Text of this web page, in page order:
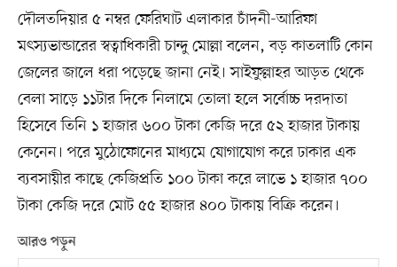
দৌলতদিয়ার ৫ নম্বর ফেরিঘাট এলাকার চাঁদনী-আরিফা
মৎস্যভান্ডারের স্বত্বাধিকারী চান্দু মোল্লা বলেন, বড় কাতলাটি কোন
জেলের জালে ধরা পড়েছে জানা নেই। সাইফুল্লাহর আড়ত থেকে
বেলা সাড়ে ১১টার দিকে নিলামে তোলা হলে সর্বোচ্চ দরদাতা
হিসেবে তিনি ১ হাজার ৬০০ টাকা কেজি দরে ৫২ হাজার টাকায়
কেনেন। পরে মুঠোফোনের মাধ্যমে যোগাযোগ করে ঢাকার এক
ব্যবসায়ীর কাছে কেজিপ্রতি ১০০ টাকা করে লাভে ১ হাজার ৭০০
টাকা কেজি দরে মোট ৫৫ হাজার ৪০০ টাকায় বিক্রি করেন।
আরও পড়ুন